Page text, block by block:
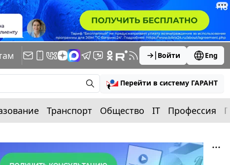
Войти Eng
Перейти в систему ГАРАНТ
Транспорт Общество IT Профессия